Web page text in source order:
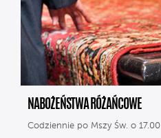
NABOŻEŃSTWA RÓŻAŃCOWE
Codziennie po Mszy Św. o 17.00